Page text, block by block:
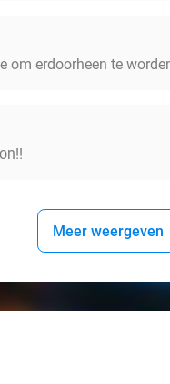
om erdoorheen te
Meer weergeven